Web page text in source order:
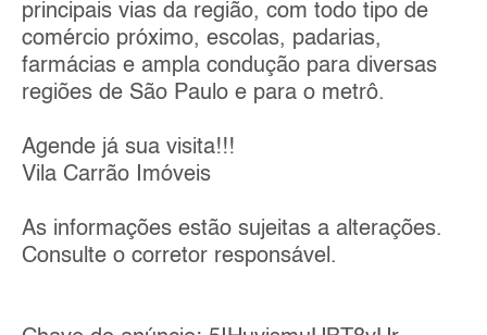
principais vias da região, com todo tipo de
comércio próximo, escolas, padarias,
farmácias e ampla condução para diversas
regiões de São Paulo e para o metrô.
Agende já sua visita!!!
Vila Carrão Imóveis
As informações estão sujeitas a alterações.
Consulte o corretor responsável.